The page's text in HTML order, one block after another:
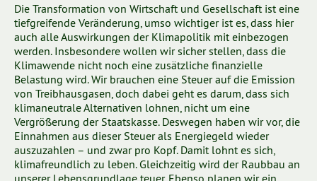
Die Transformation von Wirtschaft und Gesellschaft ist eine
tiefgreifende Veränderung, umso wichtiger ist es, dass hier
auch alle Auswirkungen der Klimapolitik mit einbezogen
werden. Insbesondere wollen wir sicher stellen, dass die
Klimawende nicht noch eine zusätzliche finanzielle
Belastung wird. Wir brauchen eine Steuer auf die Emission
von Treibhausgasen, doch dabei geht es darum, dass sich
klimaneutrale Alternativen lohnen, nicht um eine
Vergrößerung der Staatskasse. Deswegen haben wir vor, die
Einnahmen aus dieser Steuer als Energiegeld wieder
auszuzahlen – und zwar pro Kopf. Damit lohnt es sich,
klimafreundlich zu leben. Gleichzeitig wird der Raubbau an
unserer Lebensgrundlage teuer. Ebenso planen wir ein